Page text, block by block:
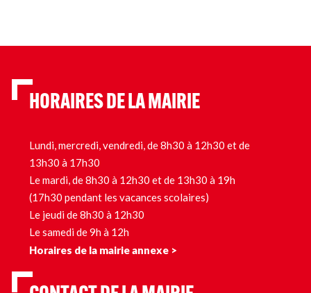
HORAIRES DE LA MAIRIE
Lundi, mercredi, vendredi, de 8h30 à 12h30 et de
13h30 à 17h30
Le mardi, de 8h30 à 12h30 et de 13h30 à 19h
(17h30 pendant les vacances scolaires)
Le jeudi de 8h30 à 12h30
Le samedi de 9h à 12h
Horaires de la mairie annexe >